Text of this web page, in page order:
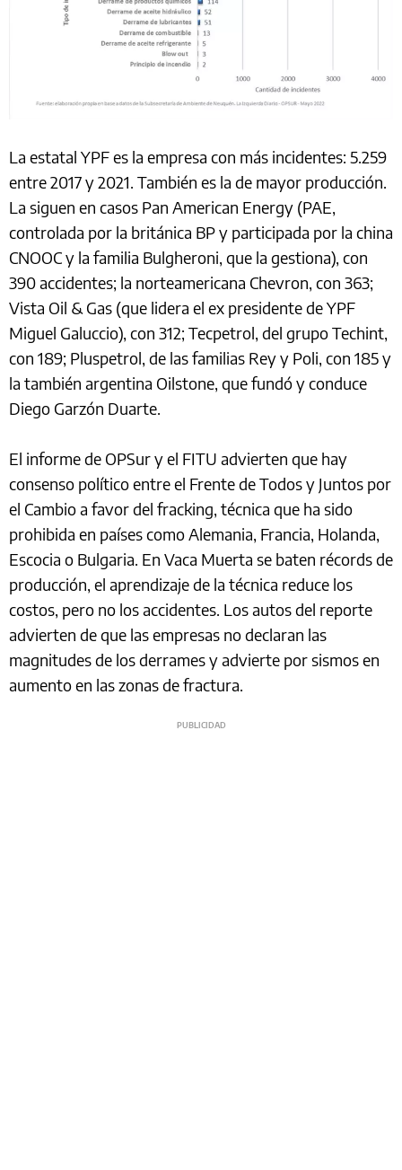
La estatal YPF es la empresa con más incidentes: 5.259
entre 2017 y 2021. También es la de mayor producción.
La siguen en casos Pan American Energy (PAE,
controlada por la británica BP y participada por la china
CNOOC y la familia Bulgheroni, que la gestiona), con
390 accidentes; la norteamericana Chevron, con 363;
Vista Oil & Gas (que lidera el ex presidente de YPF
Miguel Galuccio), con 312; Tecpetrol, del grupo Techint,
con 189; Pluspetrol, de las familias Rey y Poli, con 185 y
la también argentina Oilstone, que fundó y conduce
Diego Garzón Duarte.
El informe de OPSur y el FITU advierten que hay
consenso político entre el Frente de Todos y Juntos por
el Cambio a favor del fracking, técnica que ha sido
prohibida en países como Alemania, Francia, Holanda,
Escocia o Bulgaria. En Vaca Muerta se baten récords de
producción, el aprendizaje de la técnica reduce los
costos, pero no los accidentes. Los autos del reporte
advierten de que las empresas no declaran las
magnitudes de los derrames y advierte por sismos en
aumento en las zonas de fractura.